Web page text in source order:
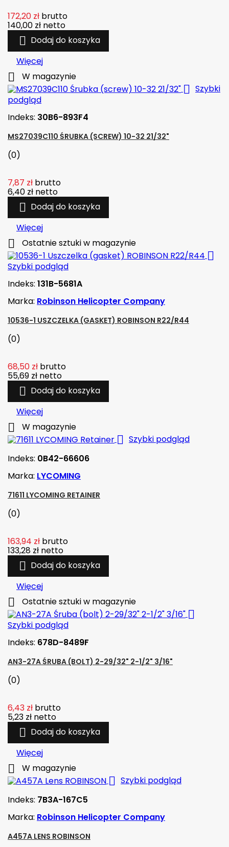
172,20 zł brutto
140,00 zł netto
 Dodaj do koszyka
Więcej
 W magazynie
 Szybki
podgląd
Indeks: 30B6-893F4
MS27039C110 ŚRUBKA (SCREW) 10-32 21/32"
(0)
7,87 zł brutto
6,40 zł netto
 Dodaj do koszyka
Więcej
 Ostatnie sztuki w magazynie

Szybki podgląd
Indeks: 131B-5681A
Marka: Robinson Helicopter Company
10536-1 USZCZELKA (GASKET) ROBINSON R22/R44
(0)
68,50 zł brutto
55,69 zł netto
 Dodaj do koszyka
Więcej
 W magazynie
 Szybki podgląd
Indeks: 0B42-66606
Marka: LYCOMING
71611 LYCOMING RETAINER
(0)
163,94 zł brutto
133,28 zł netto
 Dodaj do koszyka
Więcej
 Ostatnie sztuki w magazynie

Szybki podgląd
Indeks: 678D-8489F
AN3-27A ŚRUBA (BOLT) 2-29/32" 2-1/2" 3/16"
(0)
6,43 zł brutto
5,23 zł netto
 Dodaj do koszyka
Więcej
 W magazynie
 Szybki podgląd
Indeks: 7B3A-167C5
Marka: Robinson Helicopter Company
A457A LENS ROBINSON